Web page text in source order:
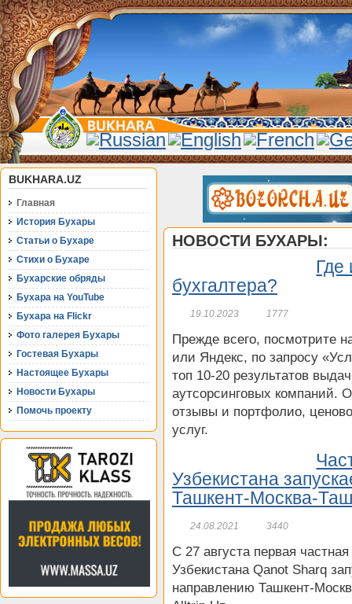
BUKHARA.UZ
Главная
История Бухары
Статьи о Бухаре
Стихи о Бухаре
Бухарские обряды
Бухара на YouTube
Бухара на Flickr
Фото галерея Бухары
Гостевая Бухары
Настоящее Бухары
Новости Бухары
Помочь проекту
НОВОСТИ БУХАРЫ:
Где
бухгалтера?
19.10.2023 1777
Прежде всего, посмотрите
или Яндекс, по запросу
топ 10-20 результатов
аутсорсинговых компаний.
отзывы и портфолио,
услуг.
Узбекистана
Ташкент-Москва-
24.08.2021 3440
С 27 августа первая
Узбекистана Qanot Sharq
направлению Ташкент-